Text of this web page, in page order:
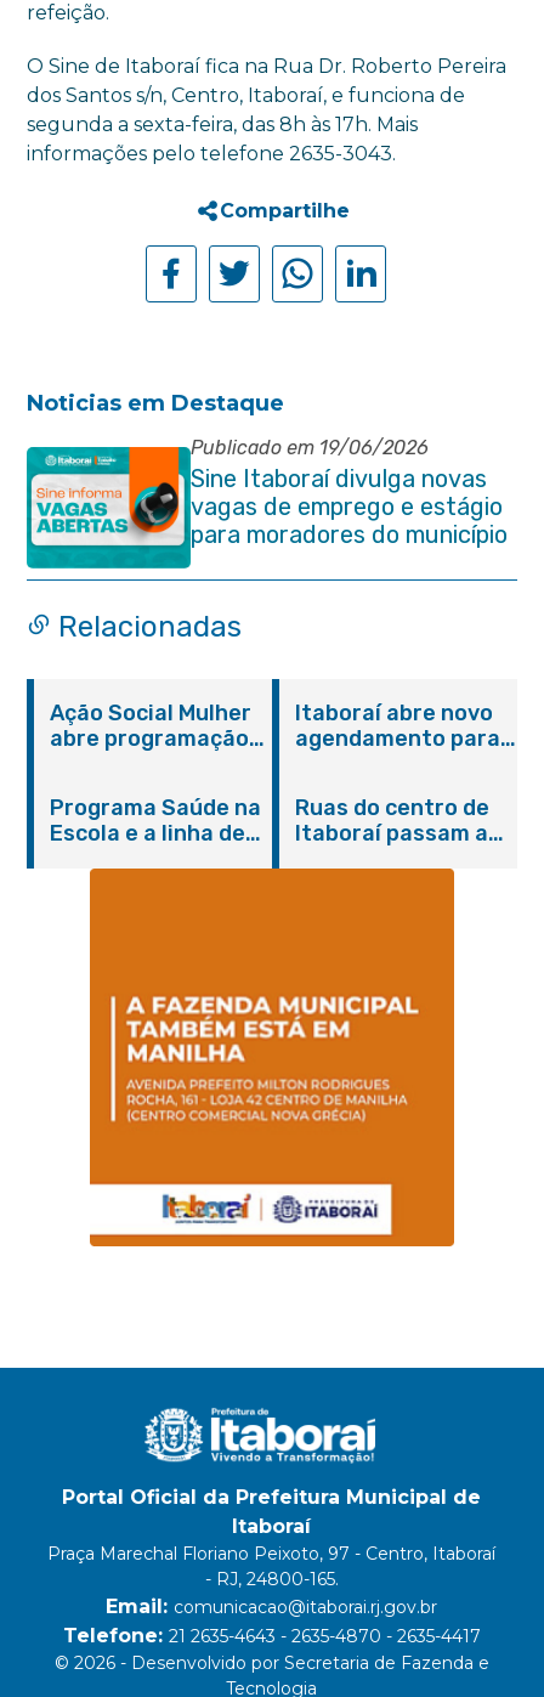
refeição.
O Sine de Itaboraí fica na Rua Dr. Roberto Pereira
dos Santos s/n, Centro, Itaboraí, e funciona de
segunda a sexta-feira, das 8h às 17h. Mais
informações pelo telefone 2635-3043.
Compartilhe
Noticias em Destaque
Publicado em 19/06/2026
Sine Itaboraí divulga novas
vagas de emprego e estágio
para moradores do município
Relacionadas
Ação Social Mulher
abre programação
serviços gratuitos e
orientações
Itaboraí abre novo
agendamento para
Programa Saúde na
Escola e a linha de
Magalhães Seabra
Ruas do centro de
Itaboraí passam a
Portal Oficial da Prefeitura Municipal de
Itaboraí
Praça Marechal Floriano Peixoto, 97 - Centro, Itaboraí
- RJ, 24800-165.
Email: comunicacao@itaborai.rj.gov.br
Telefone: 21 2635-4643 - 2635-4870 - 2635-4417
© 2026 - Desenvolvido por Secretaria de Fazenda e
Tecnologia